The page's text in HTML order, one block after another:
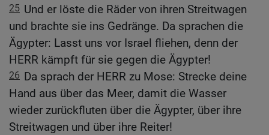
25 Und er löste die Räder von ihren Streitwagen
und brachte sie ins Gedränge. Da sprachen die
Ägypter: Lasst uns vor Israel fliehen, denn der
HERR kämpft für sie gegen die Ägypter!
26 Da sprach der HERR zu Mose: Strecke deine
Hand aus über das Meer, damit die Wasser
wieder zurückfluten über die Ägypter, über ihre
Streitwagen und über ihre Reiter!